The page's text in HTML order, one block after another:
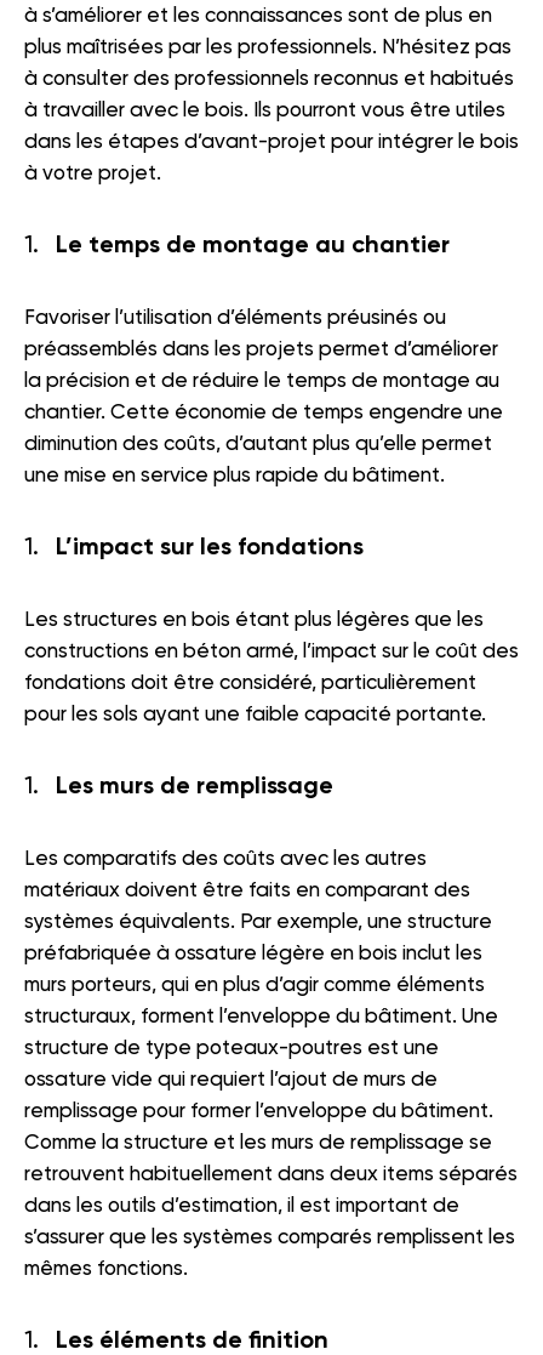
à s’améliorer et les connaissances sont de plus en
plus maîtrisées par les professionnels. N’hésitez pas
à consulter des professionnels reconnus et habitués
à travailler avec le bois. Ils pourront vous être utiles
dans les étapes d’avant-projet pour intégrer le bois
à votre projet.
Le temps de montage au chantier
Favoriser l’utilisation d’éléments préusinés ou
préassemblés dans les projets permet d’améliorer
la précision et de réduire le temps de montage au
chantier. Cette économie de temps engendre une
diminution des coûts, d’autant plus qu’elle permet
une mise en service plus rapide du bâtiment.
L’impact sur les fondations
Les structures en bois étant plus légères que les
constructions en béton armé, l’impact sur le coût des
fondations doit être considéré, particulièrement
pour les sols ayant une faible capacité portante.
Les murs de remplissage
Les comparatifs des coûts avec les autres
matériaux doivent être faits en comparant des
systèmes équivalents. Par exemple, une structure
préfabriquée à ossature légère en bois inclut les
murs porteurs, qui en plus d’agir comme éléments
structuraux, forment l’enveloppe du bâtiment. Une
structure de type poteaux-poutres est une
ossature vide qui requiert l’ajout de murs de
remplissage pour former l’enveloppe du bâtiment.
Comme la structure et les murs de remplissage se
retrouvent habituellement dans deux items séparés
dans les outils d’estimation, il est important de
s’assurer que les systèmes comparés remplissent les
mêmes fonctions.
Les éléments de finition